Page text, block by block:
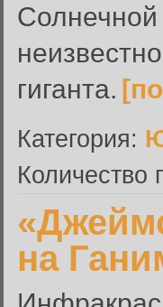
гиганта.
Категория:
Количество
на